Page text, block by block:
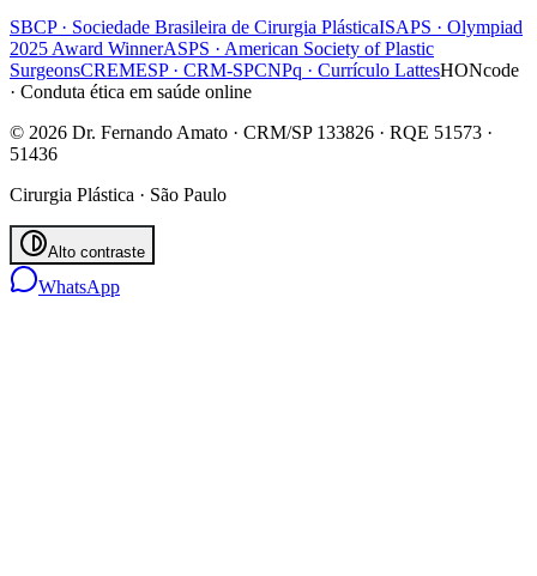
SBCP · Sociedade Brasileira de Cirurgia PlásticaISAPS · Olympiad
2025 Award WinnerASPS · American Society of Plastic
SurgeonsCREMESP · CRM-SPCNPq · Currículo LattesHONcode
· Conduta ética em saúde online
© 2026 Dr. Fernando Amato · CRM/SP 133826 · RQE 51573 ·
51436
Cirurgia Plástica · São Paulo
Alto contraste
WhatsApp